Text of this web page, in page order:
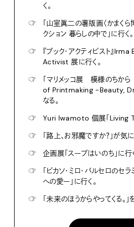
く。
☞
「山室眞二の薯版画〈かまく
クション 暮らしの中で」に行く。
☞
『ブック・アクティビスト』
Activist 展に行く。
☞
「マリメッコ展 模様のち
of Printmaking -Beauty,
なる。
☞
Yuri Iwamoto 個展「Living
☞
「路上、お邪魔ですか？」が気に
☞
企画展「スープはいのち」に行
☞
「ピカソ・ミロ・バルセロのセ
への愛ー」に行く。
☞
「未来のほうからやってくる。」